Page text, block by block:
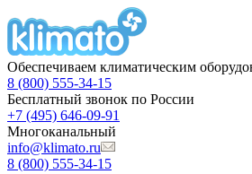
Обеспечиваем климатическим
8 (800) 555-34-15
Бесплатный звонок по России
+7 (495) 646-09-91
Многоканальный
info@klimato.ru
8 (800) 555-34-15